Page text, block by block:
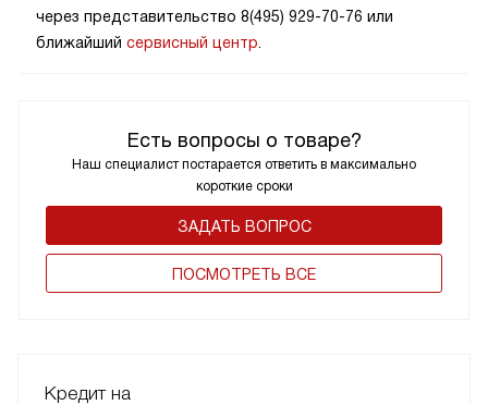
Есть вопросы о товаре?
Наш специалист постарается ответить в максимально
короткие сроки
ЗАДАТЬ ВОПРОС
ПОCМОТРЕТЬ ВСЕ
через представительство 8(495) 929-70-76 или
ближайший сервисный центр
Кредит на